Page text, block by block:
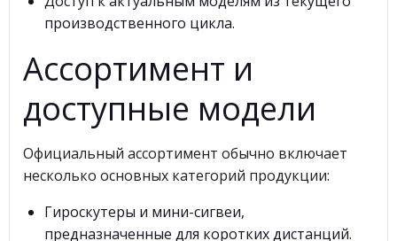
производственного цикла.
Ассортимент и
доступные модели
Официальный ассортимент обычно включает
несколько основных категорий продукции:
Гироскутеры и мини-сигвеи,
предназначенные для коротких дистанций.